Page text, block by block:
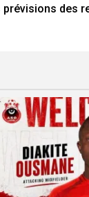
des